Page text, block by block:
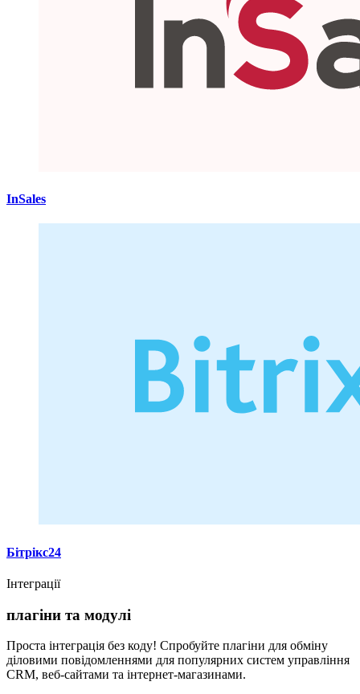
InSales
Бітрікс24
Інтеграції
плагіни та модулі
Проста інтеграція без коду! Спробуйте плагіни для обміну
діловими повідомленнями для популярних систем управління
CRM, веб-сайтами та інтернет-магазинами.